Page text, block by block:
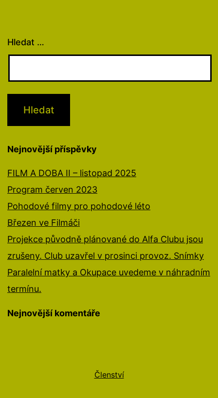
Hledat …
Nejnovější příspěvky
FILM A DOBA II – listopad 2025
Program červen 2023
Pohodové filmy pro pohodové léto
Březen ve Filmáči
Projekce původně plánované do Alfa Clubu jsou
zrušeny. Club uzavřel v prosinci provoz. Snímky
Paralelní matky a Okupace uvedeme v náhradním
termínu.
Nejnovější komentáře
Členství